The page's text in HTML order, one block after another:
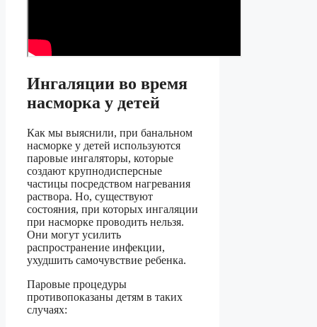
Ингаляции во время
насморка у детей
Как мы выяснили, при банальном
насморке у детей используются
паровые ингаляторы, которые
создают крупнодисперсные
частицы посредством нагревания
раствора. Но, существуют
состояния, при которых ингаляции
при насморке проводить нельзя.
Они могут усилить
распространение инфекции,
ухудшить самочувствие ребенка.
Паровые процедуры
противопоказаны детям в таких
случаях: